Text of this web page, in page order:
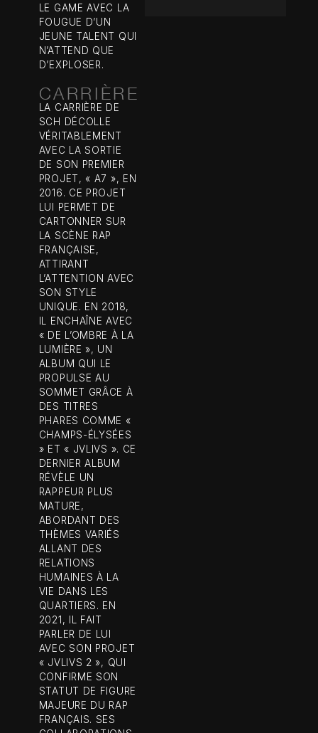
LE GAME AVEC LA
FOUGUE D’UN
JEUNE TALENT QUI
N’ATTEND QUE
D’EXPLOSER.
CARRIÈRE
LA CARRIÈRE DE
SCH DÉCOLLE
VÉRITABLEMENT
AVEC LA SORTIE
DE SON PREMIER
PROJET, « A7 », EN
2016. CE PROJET
LUI PERMET DE
CARTONNER SUR
LA SCÈNE RAP
FRANÇAISE,
ATTIRANT
L’ATTENTION AVEC
SON STYLE
UNIQUE. EN 2018,
IL ENCHAÎNE AVEC
« DE L’OMBRE À LA
LUMIÈRE », UN
ALBUM QUI LE
PROPULSE AU
SOMMET GRÂCE À
DES TITRES
PHARES COMME «
CHAMPS-ÉLYSÉES
» ET « JVLIVS ». CE
DERNIER ALBUM
RÉVÈLE UN
RAPPEUR PLUS
MATURE,
ABORDANT DES
THÈMES VARIÉS
ALLANT DES
RELATIONS
HUMAINES À LA
VIE DANS LES
QUARTIERS. EN
2021, IL FAIT
PARLER DE LUI
AVEC SON PROJET
« JVLIVS 2 », QUI
CONFIRME SON
STATUT DE FIGURE
MAJEURE DU RAP
FRANÇAIS. SES